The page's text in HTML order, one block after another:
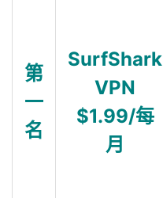
第
一
名
SurfShark
VPN
$1.99/每
月